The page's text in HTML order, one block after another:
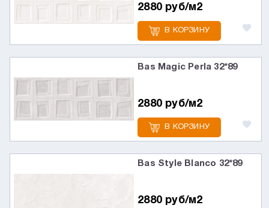
2880 руб/м2
В КОРЗИНУ
Bas Magic Perla 32*89
2880 руб/м2
В КОРЗИНУ
Bas Style Blanco 32*89
2880 руб/м2